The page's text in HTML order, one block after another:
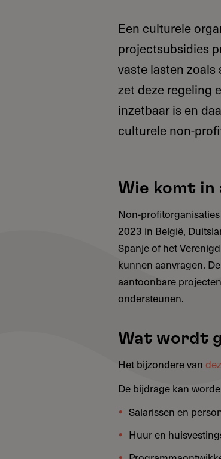
Een culturele
projectsubsidies
vaste lasten zoals
zet deze regeling
inzetbaar is en
culturele non-
Wie komt in
Non-
2023 in België,
Spanje of het
kunnen aanvragen.
aantoonbare
ondersteunen.
Wat wordt
Het bijzondere van
De bijdrage kan
Salarissen en
Huur en